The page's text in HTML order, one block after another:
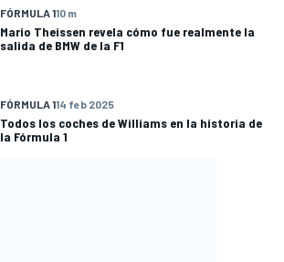
FÓRMULA 110 m
Mario Theissen revela cómo fue realmente la
salida de BMW de la F1
FÓRMULA 114 feb 2025
Todos los coches de Williams en la historia de
la Fórmula 1